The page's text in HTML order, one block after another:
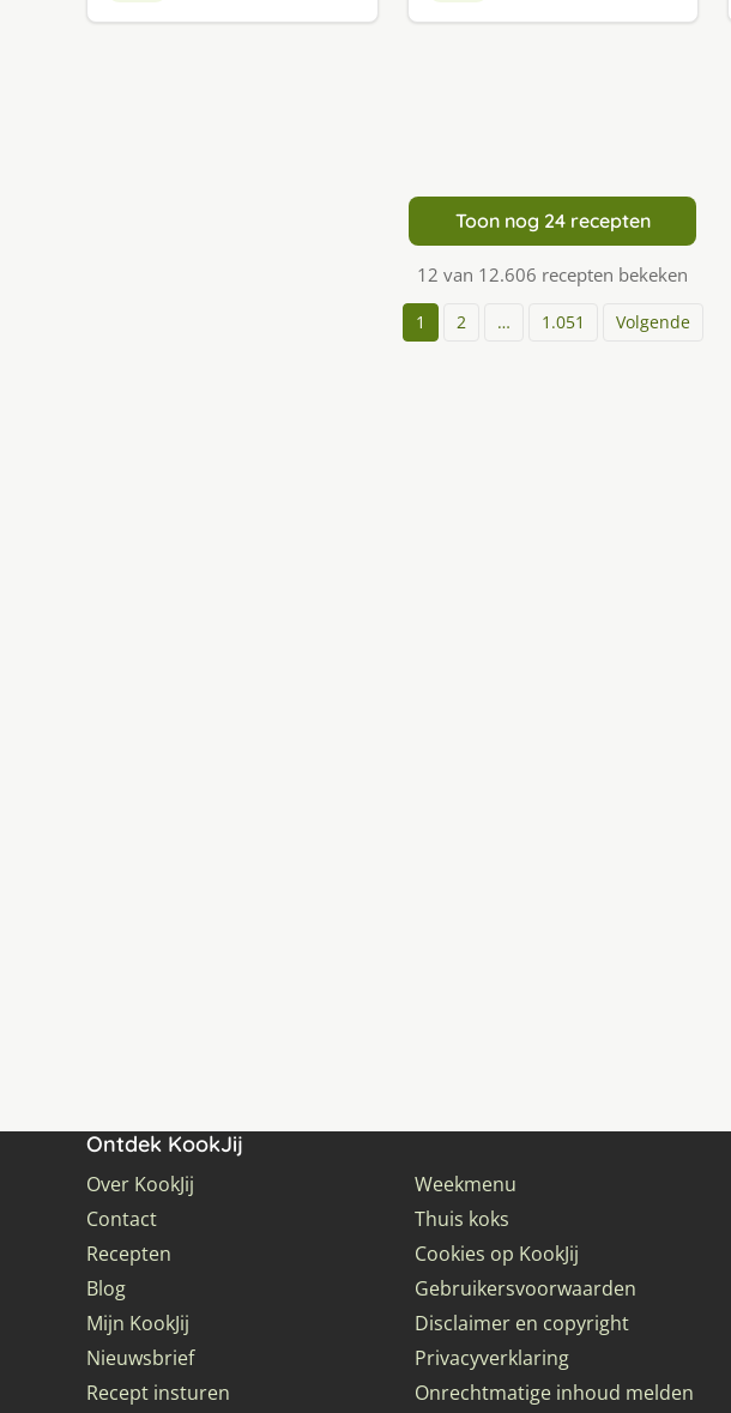
Toon nog 24 recepten
12 van 12.606 recepten bekeken
1 2 … 1.051 Volgende
Ontdek KookJij
Over KookJij
Contact
Recepten
Blog
Mijn KookJij
Nieuwsbrief
Recept insturen
Weekmenu
Thuis koks
Cookies op KookJij
Gebruikersvoorwaarden
Disclaimer en copyright
Privacyverklaring
Onrechtmatige inhoud melden